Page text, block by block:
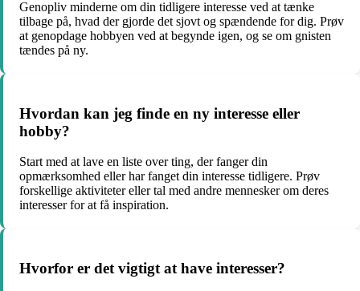
Genopliv minderne om din tidligere interesse ved at tænke
tilbage på, hvad der gjorde det sjovt og spændende for dig. Prøv
at genopdage hobbyen ved at begynde igen, og se om gnisten
tændes på ny.
Hvordan kan jeg finde en ny interesse eller
hobby?
Start med at lave en liste over ting, der fanger din
opmærksomhed eller har fanget din interesse tidligere. Prøv
forskellige aktiviteter eller tal med andre mennesker om deres
interesser for at få inspiration.
Hvorfor er det vigtigt at have interesser?